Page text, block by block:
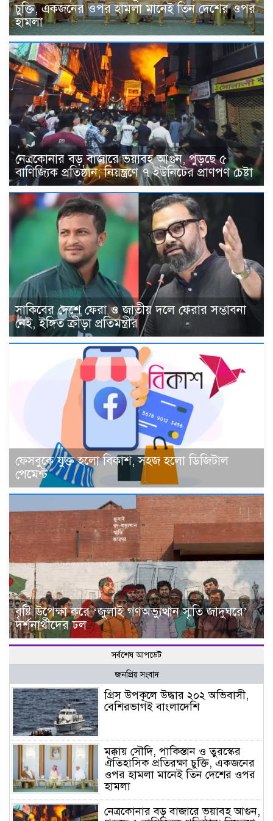
চুক্তি, একজনের ওপর হামলা মানেই তিন দেশের ওপর
হামলা
নেত্রকোনার বড় বাজারে ভয়াবহ আগুন, পুড়ছে ৫
বাণিজ্যিক প্রতিষ্ঠান; নিয়ন্ত্রণে ৭ ইউনিটের প্রাণপণ চেষ্টা
সাকিবের দেশে ফেরা ও জাতীয় দলে ফেরার সম্ভাবনা
নেই, ইঙ্গিত ক্রীড়া প্রতিমন্ত্রীর
ফেসবুকে যুক্ত হলো বিকাশ, সহজ হলো ডিজিটাল
পেমেন্ট
বৃষ্টি উপেক্ষা করে ‘জুলাই গণঅভ্যুত্থান স্মৃতি জাদুঘরে’
দর্শনার্থীদের ঢল
সর্বশেষ আপডেট
জনপ্রিয় সংবাদ
গ্রিস উপকূলে উদ্ধার ২০২ অভিবাসী,
বেশিরভাগই বাংলাদেশি
মক্কায় সৌদি, পাকিস্তান ও তুরস্কের
ঐতিহাসিক প্রতিরক্ষা চুক্তি, একজনের
ওপর হামলা মানেই তিন দেশের ওপর
হামলা
নেত্রকোনার বড় বাজারে ভয়াবহ আগুন,